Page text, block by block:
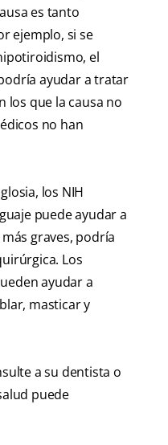
es tanto
ejemplo, si se
el
ayudar a tratar
los que la causa no
no han
los NIH
puede ayudar a
graves, podría
Los
ayudar a
masticar y
a su dentista o
puede